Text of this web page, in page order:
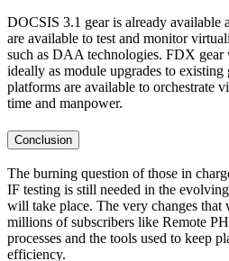
DOCSIS 3.1 gear is already available
are available to test and monitor
such as DAA technologies. FDX gear
ideally as module upgrades to existing
platforms are available to orchestrate
time and manpower.
Conclusion
The burning question of those in
IF testing is still needed in the
will take place. The very changes
millions of subscribers like Remote
processes and the tools used to keep
efficiency.